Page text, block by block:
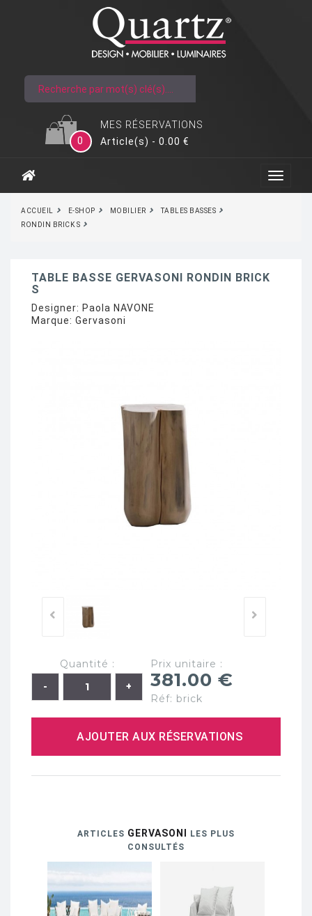
MES RÉSERVATIONS
0
Article(s) - 0.00 €
ACCUEIL E-SHOP MOBILIER
TABLES BASSES
RONDIN BRICK S
TABLE BASSE GERVASONI RONDIN BRICK
S
Designer: Paola NAVONE
Marque: Gervasoni
Quantité : Prix unitaire :
381.00 €
Réf: brick
AJOUTER AUX RÉSERVATIONS
ARTICLES GERVASONI
LES PLUS
CONSULTÉS